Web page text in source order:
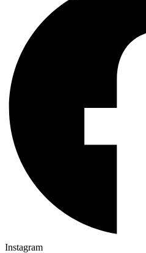
Instagram